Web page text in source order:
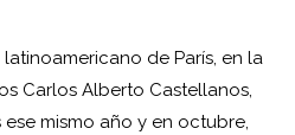
de París, en la
Carlos Alberto Castellanos,
ese mismo año y en octubre,